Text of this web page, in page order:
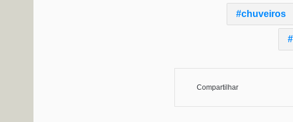
chuveiros
Compartilhar